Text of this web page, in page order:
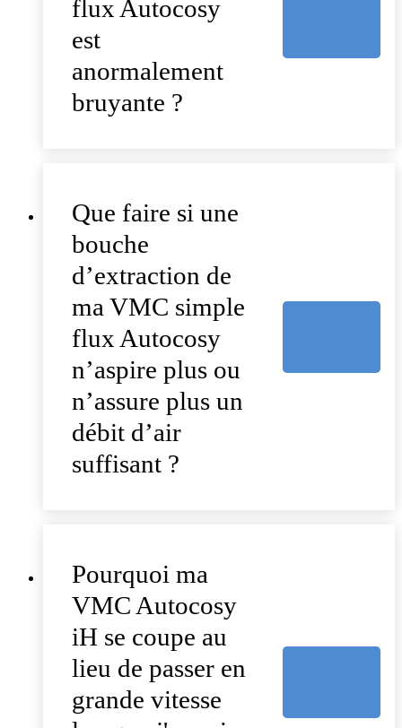
flux Autocosy
est
anormalement
bruyante ?
Que faire si une
bouche
d’extraction de
ma VMC simple
flux Autocosy
n’aspire plus ou
n’assure plus un
débit d’air
suffisant ?
Pourquoi ma
VMC Autocosy
iH se coupe au
lieu de passer en
grande vitesse